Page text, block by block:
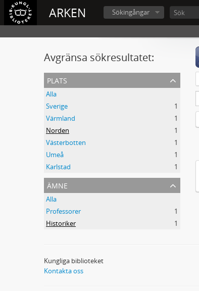
ARKEN Sökingångar
Avgränsa sökresultatet:
plats
Alla
Sverige
1
Värmland
1
Norden
1
Västerbotten
1
Umeå
1
Karlstad
1
ämne
Alla
Professorer
1
Historiker
1
Kungliga biblioteket
Kontakta oss